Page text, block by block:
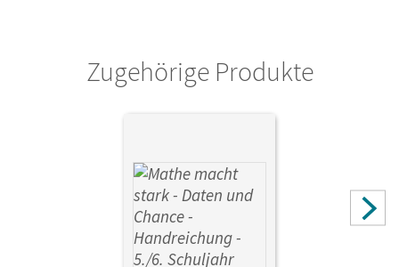
Zugehörige Produkte